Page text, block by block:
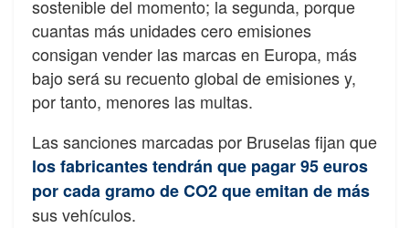
sostenible del momento; la segunda, porque
cuantas más unidades cero emisiones
consigan vender las marcas en Europa, más
bajo será su recuento global de emisiones y,
por tanto, menores las multas.
Las sanciones marcadas por Bruselas fijan que
los fabricantes tendrán que pagar 95 euros
por cada gramo de CO2 que emitan de más
sus vehículos.